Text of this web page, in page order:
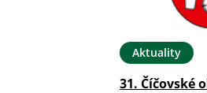
Aktuality
31. Číčovské